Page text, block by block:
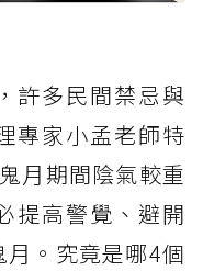
許多民間禁忌與
專家小孟老師特
月期間陰氣較重
提高警覺、避開
。究竟是哪4個